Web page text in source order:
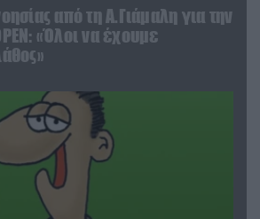
από τη Α.Γιάμαλη για την
«Όλοι να έχουμε